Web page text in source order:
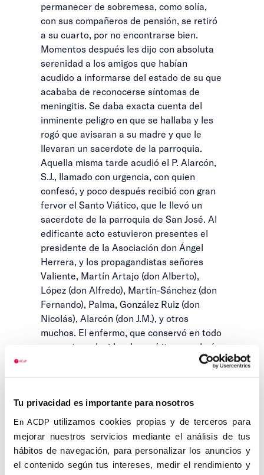
Tu privacidad es importante para nosotros
En ACDP utilizamos cookies propias y de terceros para
mejorar nuestros servicios mediante el análisis de tus
hábitos de navegación, para personalizar los anuncios y
el contenido según tus intereses, medir el rendimiento y
permanecer de sobremesa, como solía,
con sus compañeros de pensión, se retiró
a su cuarto, por no encontrarse bien.
Momentos después les dijo con absoluta
serenidad a los amigos que habían
acudido a informarse del estado de su que
acababa de reconocerse síntomas de
meningitis. Se daba exacta cuenta del
inminente peligro en que se hallaba y les
rogó que avisaran a su madre y que le
llevaran un sacerdote de la parroquia.
Aquella misma tarde acudió el P. Alarcón,
S.J., llamado con urgencia, con quien
confesó, y poco después recibió con gran
fervor el Santo Viático, que le llevó un
sacerdote de la parroquia de San José. Al
edificante acto estuvieron presentes el
presidente de la Asociación don Ángel
Herrera, y los propagandistas señores
Valiente, Martín Artajo (don Alberto),
López (don Alfredo), Martín-Sánchez (don
Fernando), Palma, González Ruiz (don
Nicolás), Alarcón (don J.M.), y otros
muchos. El enfermo, que conservó en todo
momento su lucidez de espíritu, se calmó
bastante después de recibir la comunión y
pudo descansar a ratos; pero por la noche
de aplicarle inyecciones de morfina para
hacer más soportables los horribles
dolores que le martirizaban.
Al día siguiente, festividad de San José,
los propagandistas dispusieron todo lo